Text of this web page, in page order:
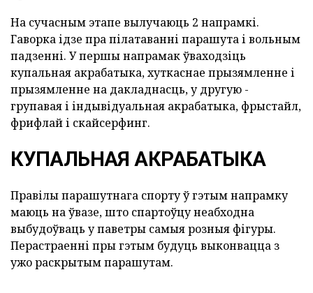
На сучасным этапе вылучаюць 2 напрамкі.
Гаворка ідзе пра пілатаванні парашута і вольным
падзенні. У першы напрамак ўваходзіць
купальная акрабатыка, хуткаснае прызямленне і
прызямленне на дакладнасць, у другую -
групавая і індывідуальная акрабатыка, фрыстайл,
фрифлай і скайсерфинг.
КУПАЛЬНАЯ АКРАБАТЫКА
Правілы парашутнага спорту ў гэтым напрамку
маюць на ўвазе, што спартоўцу неабходна
выбудоўваць у паветры самыя розныя фігуры.
Перастраенні пры гэтым будуць выконвацца з
ужо раскрытым парашутам.